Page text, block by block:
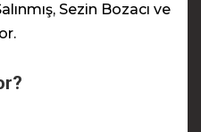
Sezin Bozacı ve